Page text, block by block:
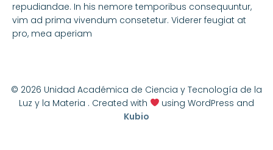
repudiandae. In his nemore temporibus consequuntur,
vim ad prima vivendum consetetur. Viderer feugiat at
pro, mea aperiam
© 2026 Unidad Académica de Ciencia y Tecnología de la
Luz y la Materia . Created with
using WordPress and
Kubio